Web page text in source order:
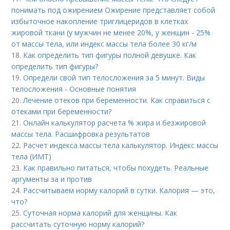
понимать под ожирением Ожирение представляет собой
избыточное накопление триглицеридов в клетках
жировой ткани (у мужчин не менее 20%, у женщин - 25%
от массы тела, или индекс массы тела более 30 кг/м
18. Как определить тип фигуры полной девушке. Как
определить тип фигуры?
19.Определи свой тип телосложения за 5 минут. Виды
телосложения - Основные понятия
20.Лечение отеков при беременности. Как справиться с
отеками при беременности?
21.Онлайн калькулятор расчета % жира и безжировой
массы тела. Расшифровка результатов
22. Расчет индекса массы тела калькулятор. Индекс массы
тела (ИМТ)
23. Как правильно питаться, чтобы похудеть. Реальные
аргументы за и против
24. Рассчитываем норму калорий в сутки. Калория — это,
что?
25.Суточная норма калорий для женщины. Как
рассчитать суточную норму калорий?